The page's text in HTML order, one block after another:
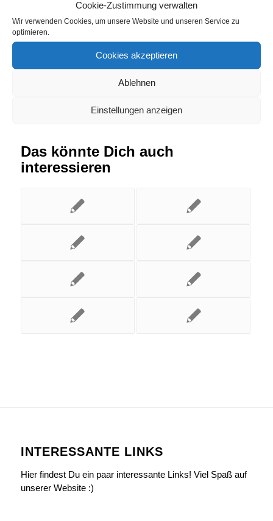
Cookie-Zustimmung verwalten
Wir verwenden Cookies, um unsere Website und unseren Service zu
optimieren.
Cookies akzeptieren
Ablehnen
Einstellungen anzeigen
Eintrag teilen
Das könnte Dich auch
interessieren
INTERESSANTE LINKS
Hier findest Du ein paar interessante Links! Viel Spaß auf
unserer Website :)